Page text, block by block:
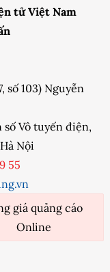
tử Việt Nam
số 103) Nguyễn
số Vô tuyến điện,
Nội
55
giá quảng cáo
Online